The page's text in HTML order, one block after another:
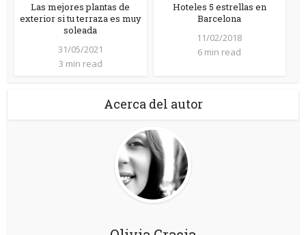
Las mejores plantas de
exterior si tu terraza es muy
soleada
31/05/2021
3 min read
Hoteles 5 estrellas en
Barcelona
11/02/2018
6 min read
Acerca del autor